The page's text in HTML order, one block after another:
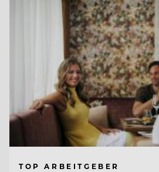
TOP ARBEITGEBER